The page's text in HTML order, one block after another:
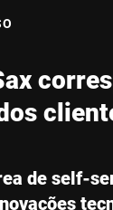
de self-